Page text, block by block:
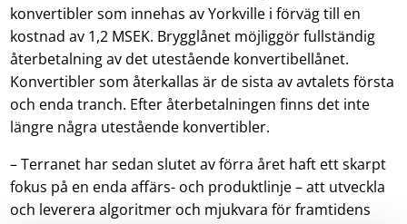
konvertibler som innehas av Yorkville i förväg till en
kostnad av 1,2 MSEK. Brygglånet möjliggör fullständig
återbetalning av det utestående konvertibellånet.
Konvertibler som återkallas är de sista av avtalets första
och enda tranch. Efter återbetalningen finns det inte
längre några utestående konvertibler.
– Terranet har sedan slutet av förra året haft ett skarpt
fokus på en enda affärs- och produktlinje – att utveckla
och leverera algoritmer och mjukvara för framtidens